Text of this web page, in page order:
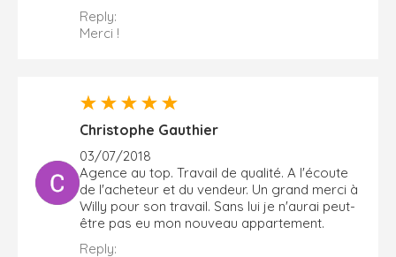
Reply:
Merci !
Christophe Gauthier
03/07/2018
Agence au top. Travail de qualité. A l'écoute
de l'acheteur et du vendeur. Un grand merci à
Willy pour son travail. Sans lui je n'aurai peut-
être pas eu mon nouveau appartement.
Reply: